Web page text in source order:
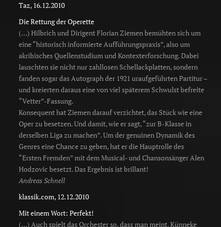
Taz, 16.12.2010
Die Rettung der Operette
(…) Hilbrich und Dirigent Florian Ziemen bemühten sich um
eine “historisch informierte Aufführungspraxis”, also um
akribisches Quellenstudium und Kontexterforschung. Dabei
lauschten sie nicht nur zahllosen Schellackplatten, sondern
fanden sogar das Autograph der 1921 uraufgeführten Partitur –
und kreierten daraus eine von viel späterem Schwulst befreite
“Vetter”-Fassung.
Konsequent hat Ziemen darauf verzichtet, das Stück wie eine
Oper zu besetzen. Und damit, wie er sagt, “zur B-Klasse in
derselben Liga zu machen”. Um der genuinen Dynamik des
Genres eine Chance zu geben, hat er die Hauptrolle des
“Ersten Fremden” mit dem Musical- und Chansonsänger Alen
Hodzovic besetzt. Das Ergebnis ist brillant!
Andreas Schnell
klassik.com, 12.12.2010
Mit einem Wort: Perfekt!
(…) Auch spielt das Orchester so, dass man meint, Künneke